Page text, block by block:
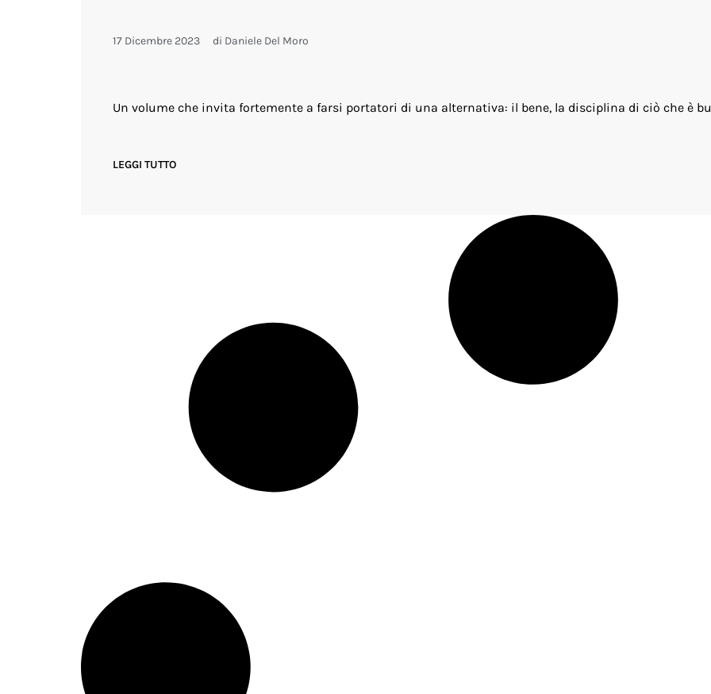
17 Dicembre 2023 di Daniele Del Moro
Un volume che invita fortemente a farsi portatori di una alternativa: il bene, la disciplina di ciò che è
LEGGI TUTTO